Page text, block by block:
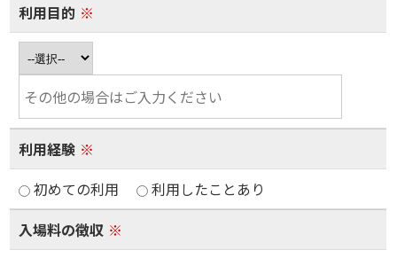
利用目的 ※
利用経験 ※
初めての利用
利用したことあり
入場料の徴収 ※